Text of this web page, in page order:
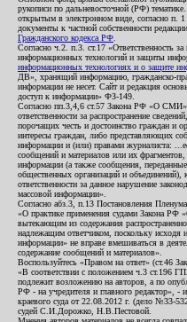
рукописи по дальневосточной (РФ)
открытым в электронном виде, согласно п.
документы к частной собственности
Гражданского кодекса РФ
Согласно ч.2. п.3. ст.17 «Ответственность
информационных технологий и защиты
информационных технологиях и о защите
ДВ», хранящий информацию, гражданско-
информации не несет. Сайт и редакция
доступ к информации» ФЗ-149.
Согласно пп.3,4,6 ст.57 Закона РФ «О СМИ»,
ответственности за распространение
порочащих честь и достоинство граждан и
интересы граждан, либо представляющих
информации и (или) правами журналиста:
сообщений и материалов или их
информации (а также сообщения,
общественных организаций и объединений),
ответственности за данное нарушение
массовой информации».
Согласно абз.3, п.13 Постановления
«О практике применения судами Закона РФ
вытекающим из содержания
надлежащим ответчиком, поскольку исходя
информации» не вправе вмешиваться в
содержание сообщений и материалов».
Воспользуйтесь «Правом на ответ» (ст.46
«В соответствии с положением ч.3 ст.196
подлежит возложению на авторов, а по
РФ - на учредителя и главного редактор», -
краевого суда от 22.08.2012 г. (дело №33-
судей С.И.Дорожко, Н.В.Пестовой.